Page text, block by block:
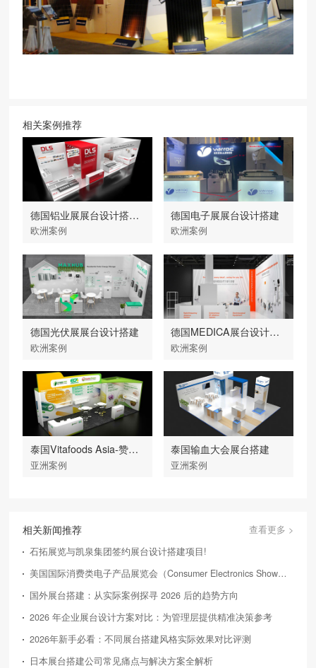
相关案例推荐
德国铝业展展台设计搭建-大力神
欧洲案例
德国电子展展台设计搭建
欧洲案例
德国光伏展展台设计搭建
欧洲案例
德国MEDICA展台设计搭建
欧洲案例
泰国Vitafoods Asia-赞倍思
亚洲案例
泰国输血大会展台搭建
亚洲案例
相关新闻推荐
查看更多 >
石拓展览与凯泉集团签约展台设计搭建项目!
美国国际消费类电子产品展览会（Consumer Electronics Show，简称CES）
国外展台搭建：从实际案例探寻 2026 后的趋势方向
2026 年企业展台设计方案对比：为管理层提供精准决策参考
2026年新手必看：不同展台搭建风格实际效果对比评测
日本展台搭建公司常见痛点与解决方案全解析